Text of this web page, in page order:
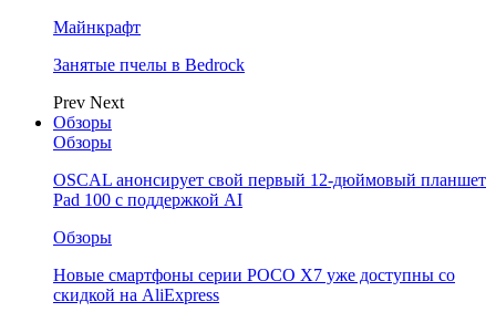
Майнкрафт
Занятые пчелы в Bedrock
Prev Next
Обзоры
Обзоры
OSCAL анонсирует свой первый 12-дюймовый планшет
Pad 100 с поддержкой AI
Обзоры
Новые смартфоны серии POCO X7 уже доступны со
скидкой на AliExpress